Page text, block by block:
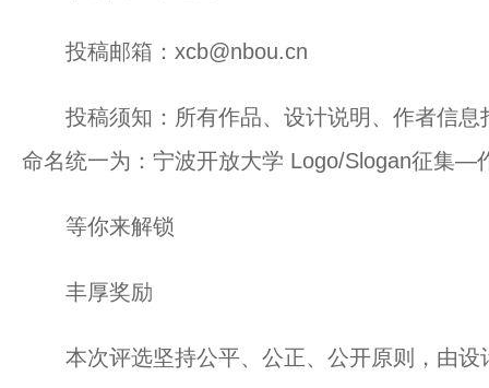
投稿邮箱：xcb@nbou.cn
投稿须知：所有作品、设计说明、作者信息
命名统一为：宁波开放大学 Logo/Slogan征集
等你来解锁
丰厚奖励
本次评选坚持公平、公正、公开原则，由设